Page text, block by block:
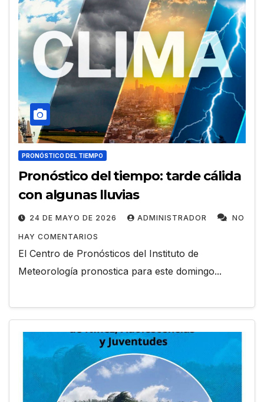
PRONÓSTICO DEL TIEMPO
Pronóstico del tiempo: tarde cálida
con algunas lluvias
24 DE MAYO DE 2026 ADMINISTRADOR NO
HAY COMENTARIOS
El Centro de Pronósticos del Instituto de
Meteorología pronostica para este domingo...